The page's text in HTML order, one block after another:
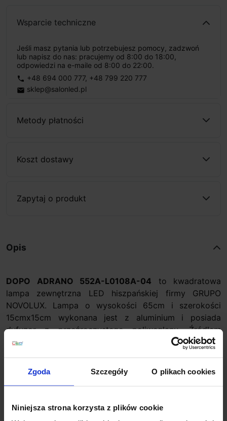
Zgoda Szczegóły O plikach cookies
Niniejsza strona korzysta z plików cookie
Wsparcie techniczne
Jeśli masz pytania lub potrzebujesz pomocy, zadzwoń
lub napisz do nas: pracujemy od 8:00 do 18:00,
odpowiedzi na e-maile od 8:00 do 22:00.
phone +48 694 000 777, +48 799 220 777
email sklep@salonled.pl
Metody płatności
Koszt dostawy
Zapytaj o produkt
Opis
DOPO ADRANO 552A-L0108A-04 to kwadratowa
lampa zewnętrzna LED hiszpańskiej firmy GRUPO
NOVOLUX. Lampa o wysokości 65cm i szerokości
15cmx15cm wykonana jest z aluminium i posiada
dyfuzor z przeźroczystego poliwęglanu. Źródłem
światła jest dioda LED o mocy 8W dając rozproszone,
800lm. Ta nowoczesna ledowa lampa ogrodowa
ADRANO DOPO doskonale sprawdzi się jako
roślin w ogrodzie czy parku.